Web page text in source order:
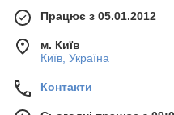
Працює з 05.01.2012
м. Київ
Київ, Україна
Контакти